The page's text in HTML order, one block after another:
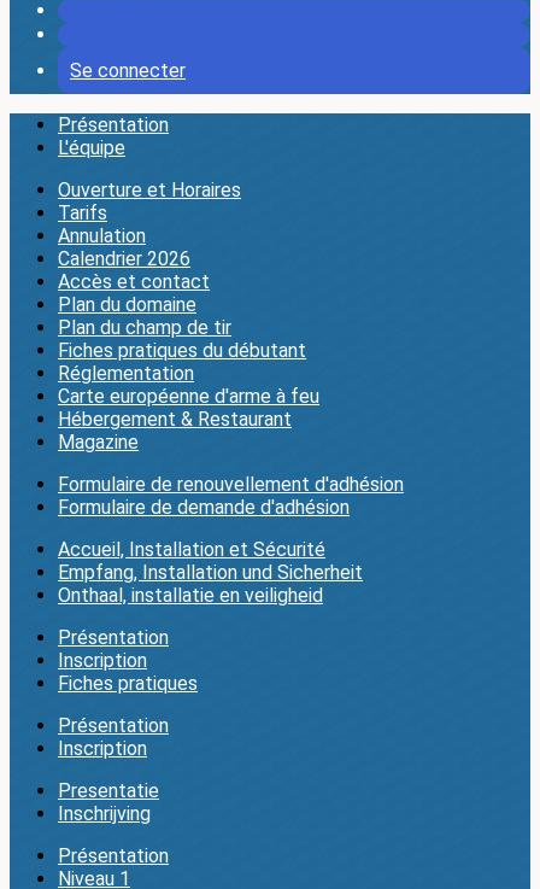
Se connecter
Présentation
L'équipe
Ouverture et Horaires
Tarifs
Annulation
Calendrier 2026
Accès et contact
Plan du domaine
Plan du champ de tir
Fiches pratiques du débutant
Réglementation
Carte européenne d'arme à feu
Hébergement & Restaurant
Magazine
Formulaire de renouvellement d'adhésion
Formulaire de demande d'adhésion
Accueil, Installation et Sécurité
Empfang, Installation und Sicherheit
Onthaal, installatie en veiligheid
Présentation
Inscription
Fiches pratiques
Présentation
Inscription
Presentatie
Inschrijving
Présentation
Niveau 1